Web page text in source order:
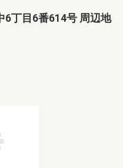
6丁目6番614号 周辺地